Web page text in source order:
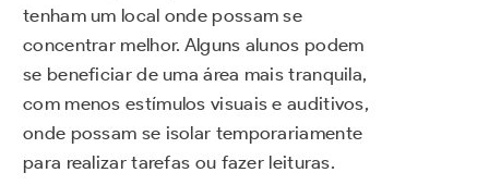
tenham um local onde possam se
concentrar melhor. Alguns alunos podem
se beneficiar de uma área mais tranquila,
com menos estímulos visuais e auditivos,
onde possam se isolar temporariamente
para realizar tarefas ou fazer leituras.